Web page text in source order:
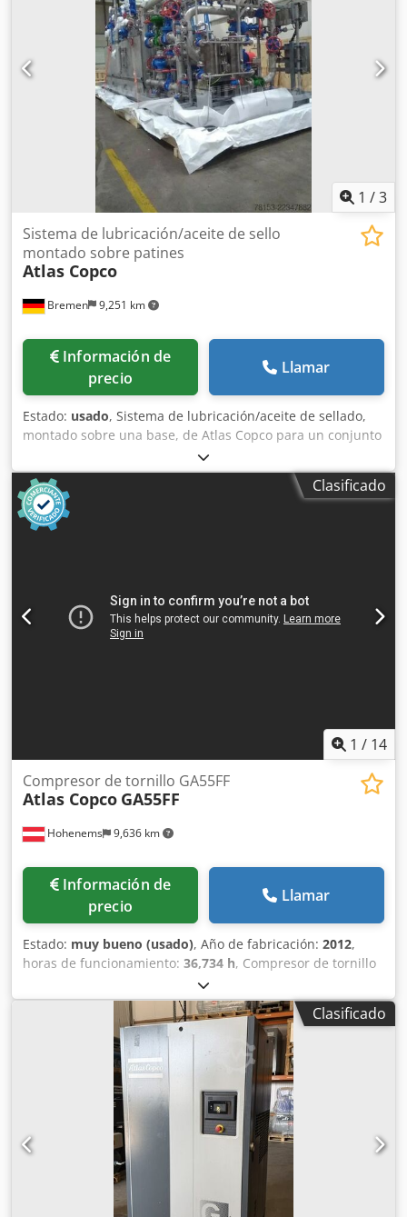
1 /3
Bremen 9,251 km
Sistema de lubricación/aceite de sello
montado sobre patines
Atlas Copco
Información de
precio
Llamar
Estado: usado, Sistema de lubricación/aceite de sellado,
montado sobre una base, de Atlas Copco para un conjunto
de compresores, que incluye depósito/tanque base con
bombas, filtros, refrigeradores y colector de válvulas.
Incluye un tanque de purga y una selección de repuestos y
juntas, tal como se muestra en la lista descargable que se
encuentra a continuación. Nota: Las ventas están sujetas a
final (EUS) por parte del comprador, y, si el comprador no
es el usuario final, para cada usuario final. Chjdpfx
Aljzmadmowoa Los formularios BPDD y EUS se pueden
Clasificado
1 / 14
Hohenems 9,636 km
Compresor de tornillo GA55FF
Atlas Copco GA55FF
Información de
precio
Llamar
Estado: muy bueno (usado), Año de fabricación: 2012,
horas de funcionamiento: 36,734 h, Compresor de tornillo
Atlas Copco GA55FF Secador integrado 55 kW 9,80 bares
Chodpfx Aozphrwolwja 8,87 m³/min Año de fabricación:
2012 Horas de funcionamiento: 36.734
Clasificado